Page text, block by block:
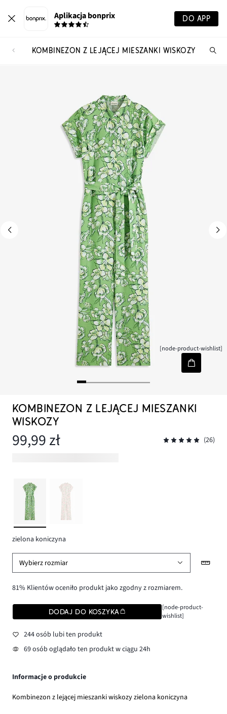
Aplikacja bonprix DO APP
KOMBINEZON Z LEJĄCEJ MIESZANKI WISKOZY
[node-product-wishlist]
KOMBINEZON Z LEJĄCEJ MIESZANKI
WISKOZY
99,99 zł (26)
zielona koniczyna
Wybierz rozmiar
81% Klientów oceniło produkt jako zgodny z rozmiarem.
DODAJ DO KOSZYKA
[node-product-
wishlist]
244 osób lubi ten produkt
69 osób oglądało ten produkt w ciągu 24h
Informacje o produkcie
Kombinezon z lejącej mieszanki wiskozy zielona koniczyna